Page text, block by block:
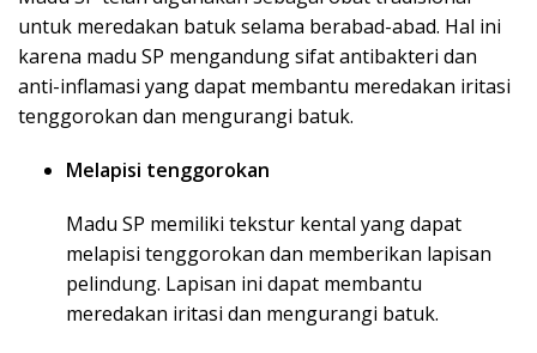
untuk meredakan batuk selama berabad-abad. Hal ini
karena madu SP mengandung sifat antibakteri dan
anti-inflamasi yang dapat membantu meredakan iritasi
tenggorokan dan mengurangi batuk.
Melapisi tenggorokan
Madu SP memiliki tekstur kental yang dapat
melapisi tenggorokan dan memberikan lapisan
pelindung. Lapisan ini dapat membantu
meredakan iritasi dan mengurangi batuk.